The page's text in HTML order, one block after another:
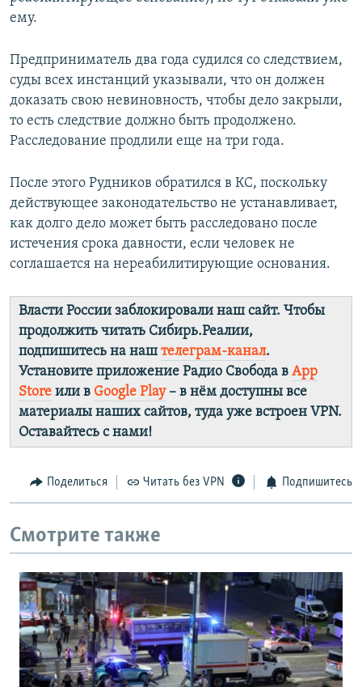
ему.
Предприниматель два года судился со следствием,
суды всех инстанций указывали, что он должен
доказать свою невиновность, чтобы дело закрыли,
то есть следствие должно быть продолжено.
Расследование продлили еще на три года.
После этого Рудников обратился в КС, поскольку
действующее законодательство не устанавливает,
как долго дело может быть расследовано после
истечения срока давности, если человек не
соглашается на нереабилитирующие основания.
Власти России заблокировали наш сайт. Чтобы
продолжить читать Сибирь.Реалии,
подпишитесь на наш телеграм-канал.
Установите приложение Радио Свобода в App
Store или в Google Play– в нём доступны все
материалы наших сайтов, туда уже встроен VPN.
Оставайтесь с нами!
Поделиться Читать без VPN Подпишитесь
Смотрите также